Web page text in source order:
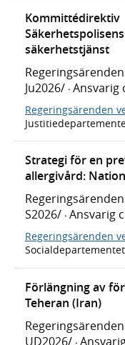
Kommittédirektiv
säkerhetstjänst
Ju2026/ · Ansvarig
Regeringsärenden
Strategi för en
allergivård:
S2026/ · Ansvarig
Regeringsärenden
Socialdepartementet
Förlängning av
Teheran (Iran)
UD2026/ ·